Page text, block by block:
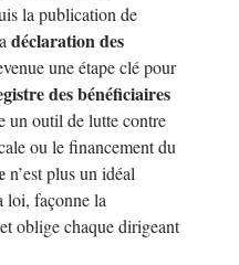
la publication de
déclaration des
une étape clé pour
des bénéficiaires
un outil de lutte contre
ou le financement du
n’est plus un idéal
loi, façonne la
et oblige chaque dirigeant